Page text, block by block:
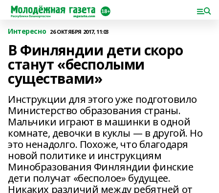
Интересно 26 ОКТЯБРЯ 2017, 11:03
В Финляндии дети скоро
станут «бесполыми
существами»
Инструкции для этого уже подготовило
Министерство образования страны.
Мальчики играют в машинки в одной
комнате, девочки в куклы — в другой. Но
это ненадолго. Похоже, что благодаря
новой политике и инструкциям
Минобразования Финляндии финские
дети получат «бесполое» будущее.
Никаких различий между ребятней от